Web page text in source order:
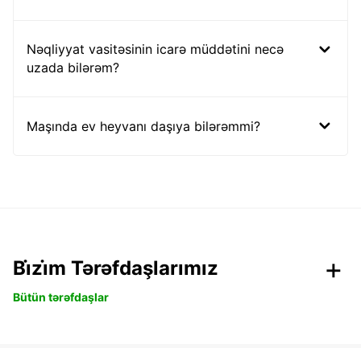
Nəqliyyat vasitəsinin icarə müddətini necə
uzada bilərəm?
Maşında ev heyvanı daşıya bilərəmmi?
Bi̇zi̇m Tərəfdaşlarımız
Bütün tərəfdaşlar